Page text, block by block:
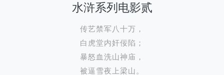
水浒系列电影贰
传艺禁军八十万，
白虎堂内奸佞陷；
暴怒血洗山神庙，
被逼雪夜上梁山。